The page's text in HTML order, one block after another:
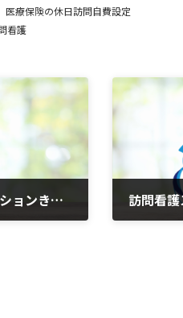
医療保険の休日訪問自費設定
看護
札幌清田病院 訪問看護ステーションきよた 訪問看護